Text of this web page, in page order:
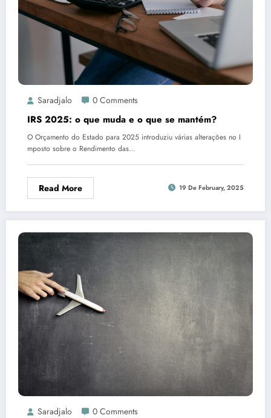
Saradjalo 0 Comments
IRS 2025: o que muda e o que se mantém?
O Orçamento do Estado para 2025 introduziu várias alterações no I
mposto sobre o Rendimento das…
Read More 19 De February, 2025
Saradjalo 0 Comments